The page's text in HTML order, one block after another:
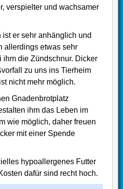
verspielter und wachsamer
er sehr anhänglich und
allerdings etwas sehr
ihm die Zündschnur. Dicker
zu uns ins Tierheim
nicht mehr möglich.
Gnadenbrotplatz
ihm das Leben im
wie möglich, daher freuen
mit einer Spende
hypoallergenes Futter
dafür sind recht hoch.